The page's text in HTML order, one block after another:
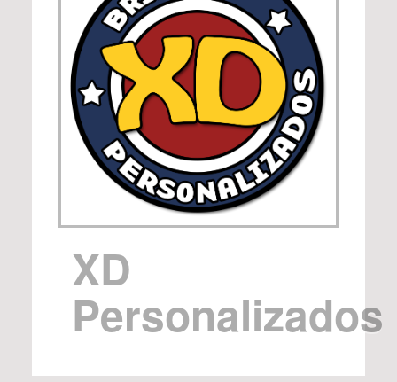
XD
Personalizados